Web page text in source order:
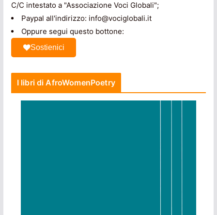
C/C intestato a "Associazione Voci Globali";
Paypal all'indirizzo: info@vociglobali.it
Oppure segui questo bottone:
Sostienici
I libri di AfroWomenPoetry